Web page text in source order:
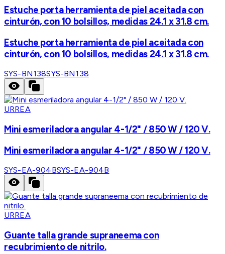
Estuche porta herramienta de piel aceitada con
cinturón, con 10 bolsillos, medidas 24.1 x 31.8 cm.
Estuche porta herramienta de piel aceitada con
cinturón, con 10 bolsillos, medidas 24.1 x 31.8 cm.
SYS-BN138SYS-BN138
URREA
Mini esmeriladora angular 4-1/2" / 850 W / 120 V.
Mini esmeriladora angular 4-1/2" / 850 W / 120 V.
SYS-EA-904BSYS-EA-904B
URREA
Guante talla grande supraneema con
recubrimiento de nitrilo.